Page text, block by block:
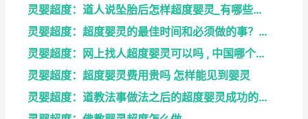
灵婴超度：道人说坠胎后怎样超度婴灵_有哪些方法可
灵婴超度：超度婴灵的最佳时间和必须做的事？婴灵超度...
灵婴超度：网上找人超度婴灵可以吗 , 中国哪个寺庙...
灵婴超度：超度婴灵费用贵吗 怎样能见到婴灵
灵婴超度：道教法事做法之后的超度婴灵成功的征兆